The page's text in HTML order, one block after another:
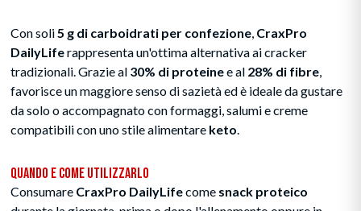
Con soli 5 g di carboidrati per confezione CraxPro
DailyLiferappresenta un'ottima alternativa ai cracker
tradizionali. Grazie al 30% di proteinee al 28% di fibre
favorisce un maggiore senso di sazietà ed è ideale da gustare
da solo o accompagnato con formaggi, salumi e creme
compatibili con uno stile alimentare keto
Quando e Come Utilizzarlo
Consumare CraxPro DailyLifecome snack proteico